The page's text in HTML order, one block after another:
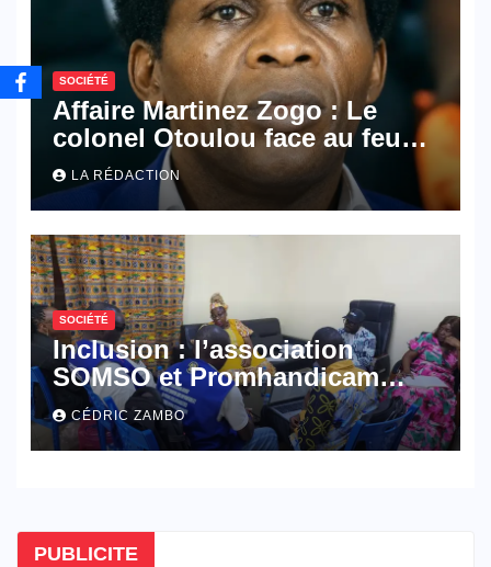
SOCIÉTÉ
Affaire Martinez Zogo : Le
colonel Otoulou face au feu
croisé des avocats de la
défense
LA RÉDACTION
SOCIÉTÉ
Inclusion : l’association
SOMSO et Promhandicam
militent en faveur d’une
réforme des formations en
hôtellerie-restauration
CÉDRIC ZAMBO
PUBLICITE